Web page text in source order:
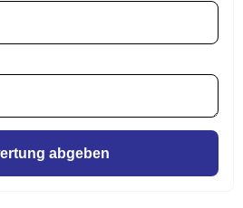
abgeben